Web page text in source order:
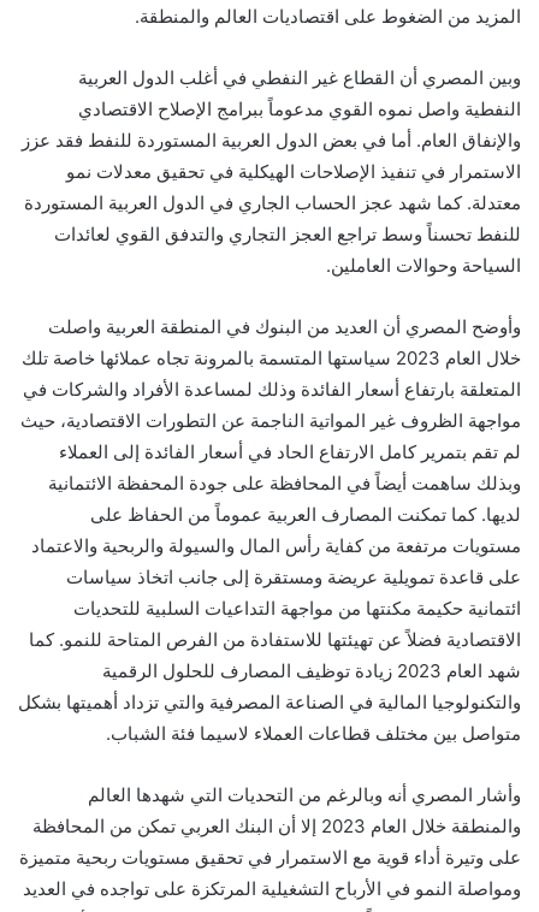
المزيد من الضغوط على اقتصاديات العالم والمنطقة.
وبين المصري أن القطاع غير النفطي في أغلب الدول العربية
النفطية واصل نموه القوي مدعوماً ببرامج الإصلاح الاقتصادي
والإنفاق العام. أما في بعض الدول العربية المستوردة للنفط فقد عزز
الاستمرار في تنفيذ الإصلاحات الهيكلية في تحقيق معدلات نمو
معتدلة. كما شهد عجز الحساب الجاري في الدول العربية المستوردة
للنفط تحسناً وسط تراجع العجز التجاري والتدفق القوي لعائدات
السياحة وحوالات العاملين.
وأوضح المصري أن العديد من البنوك في المنطقة العربية واصلت
خلال العام 2023 سياستها المتسمة بالمرونة تجاه عملائها خاصة تلك
المتعلقة بارتفاع أسعار الفائدة وذلك لمساعدة الأفراد والشركات في
مواجهة الظروف غير المواتية الناجمة عن التطورات الاقتصادية، حيث
لم تقم بتمرير كامل الارتفاع الحاد في أسعار الفائدة إلى العملاء
وبذلك ساهمت أيضاً في المحافظة على جودة المحفظة الائتمانية
لديها. كما تمكنت المصارف العربية عموماً من الحفاظ على
مستويات مرتفعة من كفاية رأس المال والسيولة والربحية والاعتماد
على قاعدة تمويلية عريضة ومستقرة إلى جانب اتخاذ سياسات
ائتمانية حكيمة مكنتها من مواجهة التداعيات السلبية للتحديات
الاقتصادية فضلاً عن تهيئتها للاستفادة من الفرص المتاحة للنمو. كما
شهد العام 2023 زيادة توظيف المصارف للحلول الرقمية
والتكنولوجيا المالية في الصناعة المصرفية والتي تزداد أهميتها بشكل
متواصل بين مختلف قطاعات العملاء لاسيما فئة الشباب.
وأشار المصري أنه وبالرغم من التحديات التي شهدها العالم
والمنطقة خلال العام 2023 إلا أن البنك العربي تمكن من المحافظة
على وتيرة أداء قوية مع الاستمرار في تحقيق مستويات ربحية متميزة
ومواصلة النمو في الأرباح التشغيلية المرتكزة على تواجده في العديد